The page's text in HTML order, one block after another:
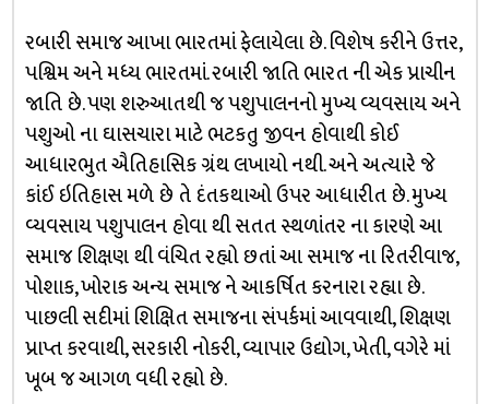
રબારી સમાજ આખા ભારતમાં ફેલાયેલા છે. વિશેષ કરીને ઉત્તર,
પશ્વિમ અને મધ્ય ભારતમાં. રબારી જાતિ ભારત ની એક પ્રાચીન
જાતિ છે. પણ શરુઆતથી જ પશુપાલનનો મુખ્ય વ્યવસાય અને
પશુઓ ના ઘાસચારા માટે ભટકતુ જીવન હોવાથી કોઈ
આધારભુત ઐતિહાસિક ગ્રંથ લખાયો નથી. અને અત્યારે જે
કાંઈ ઇતિહાસ મળે છે તે દંતકથાઓ ઉપર આધારીત છે. મુખ્ય
વ્યવસાય પશુપાલન હોવા થી સતત સ્થળાંતર ના કારણે આ
સમાજ શિક્ષણ થી વંચિત રહ્યો છતાં આ સમાજ ના રિતરીવાજ,
પોશાક, ખોરાક અન્ય સમાજ ને આકર્ષિત કરનારા રહ્યા છે.
પાછલી સદીમાં શિક્ષિત સમાજના સંપર્કમાં આવવાથી, શિક્ષણ
પ્રાપ્ત કરવાથી, સરકારી નોકરી, વ્યાપાર ઉદ્યોગ, ખેતી, વગેરે માં
ખૂબ જ આગળ વધી રહ્યો છે.